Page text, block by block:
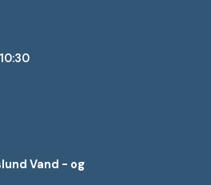
Vand - og